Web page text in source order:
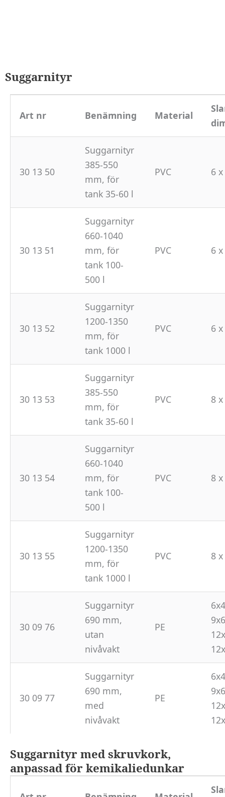
Suggarnityr
Art nr Benämning Material
30 13 50
Suggarnityr
385-550
mm, för
tank 35-60 l
PVC 6
30 13 51
Suggarnityr
660-1040
mm, för
tank 100-
500 l
PVC 6
30 13 52
Suggarnityr
1200-1350
mm, för
tank 1000 l
PVC 6
30 13 53
Suggarnityr
385-550
mm, för
tank 35-60 l
PVC 8
30 13 54
Suggarnityr
660-1040
mm, för
tank 100-
500 l
PVC 8
30 13 55
Suggarnityr
1200-1350
mm, för
tank 1000 l
PVC 8
30 09 76
Suggarnityr
690 mm,
utan
nivåvakt
PE
30 09 77
Suggarnityr
690 mm,
med
nivåvakt
PE
Suggarnityr med skruvkork,
anpassad för kemikaliedunkar